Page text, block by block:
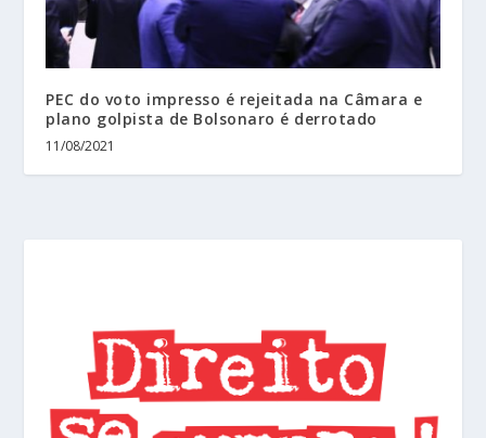
PEC do voto impresso é rejeitada na Câmara e
plano golpista de Bolsonaro é derrotado
11/08/2021